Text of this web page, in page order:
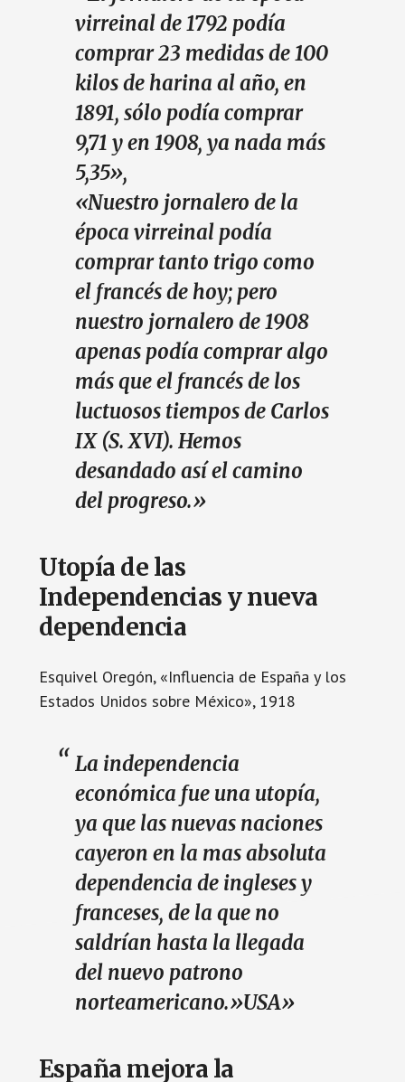
virreinal de 1792 podía
comprar 23 medidas de 100
kilos de harina al año, en
1891, sólo podía comprar
9,71 y en 1908, ya nada más
5,35»,
«Nuestro jornalero de la
época virreinal podía
comprar tanto trigo como
el francés de hoy; pero
nuestro jornalero de 1908
apenas podía comprar algo
más que el francés de los
luctuosos tiempos de Carlos
IX (S. XVI). Hemos
desandado así el camino
del progreso.»
Utopía de las
Independencias y nueva
dependencia
Esquivel Oregón, «Influencia de España y los
Estados Unidos sobre México», 1918
La independencia
económica fue una utopía,
ya que las nuevas naciones
cayeron en la mas absoluta
dependencia de ingleses y
franceses, de la que no
saldrían hasta la llegada
del nuevo patrono
norteamericano.»USA»
España mejora la